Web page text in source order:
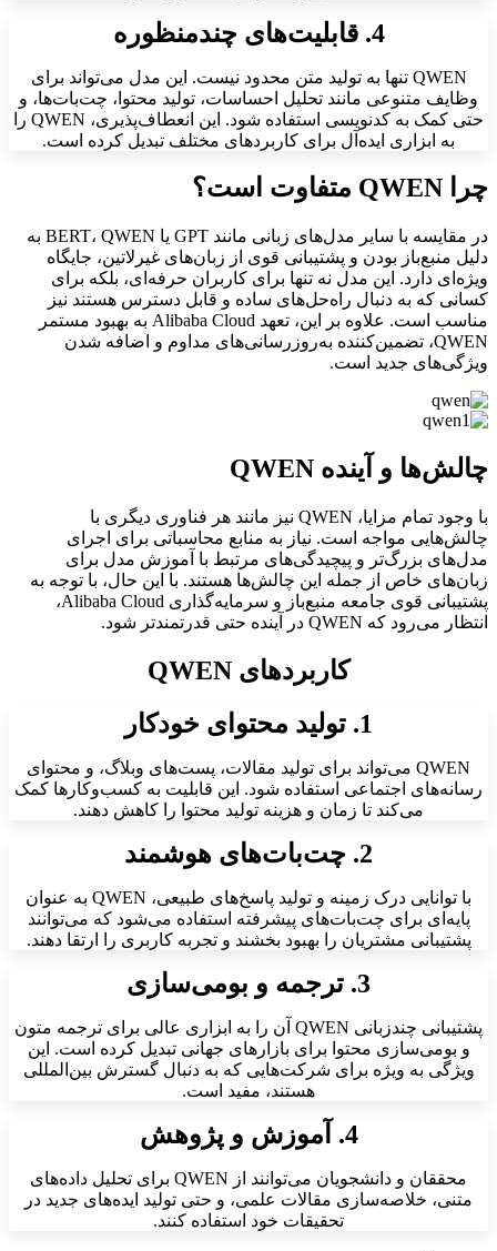
4. قابلیت‌های چندمنظوره
QWEN تنها به تولید متن محدود نیست. این مدل می‌تواند برای
وظایف متنوعی مانند تحلیل احساسات، تولید محتوا، چت‌بات‌ها، و
حتی کمک به کدنویسی استفاده شود. این انعطاف‌پذیری، QWEN را
به ابزاری ایده‌آل برای کاربردهای مختلف تبدیل کرده است.
چرا QWEN متفاوت است؟
در مقایسه با سایر مدل‌های زبانی مانند GPT یا BERT، QWEN به
دلیل منبع‌باز بودن و پشتیبانی قوی از زبان‌های غیرلاتین، جایگاه
ویژه‌ای دارد. این مدل نه تنها برای کاربران حرفه‌ای، بلکه برای
کسانی که به دنبال راه‌حل‌های ساده و قابل دسترس هستند نیز
مناسب است. علاوه بر این، تعهد Alibaba Cloud به بهبود مستمر
QWEN، تضمین‌کننده به‌روزرسانی‌های مداوم و اضافه شدن
ویژگی‌های جدید است.
چالش‌ها و آینده QWEN
با وجود تمام مزایا، QWEN نیز مانند هر فناوری دیگری با
چالش‌هایی مواجه است. نیاز به منابع محاسباتی برای اجرای
مدل‌های بزرگ‌تر و پیچیدگی‌های مرتبط با آموزش مدل برای
زبان‌های خاص از جمله این چالش‌ها هستند. با این حال، با توجه به
پشتیبانی قوی جامعه منبع‌باز و سرمایه‌گذاری Alibaba Cloud،
انتظار می‌رود که QWEN در آینده حتی قدرتمندتر شود.
کاربردهای QWEN
1. تولید محتوای خودکار
QWEN می‌تواند برای تولید مقالات، پست‌های وبلاگ، و محتوای
رسانه‌های اجتماعی استفاده شود. این قابلیت به کسب‌وکارها کمک
می‌کند تا زمان و هزینه تولید محتوا را کاهش دهند.
2. چت‌بات‌های هوشمند
با توانایی درک زمینه و تولید پاسخ‌های طبیعی، QWEN به عنوان
پایه‌ای برای چت‌بات‌های پیشرفته استفاده می‌شود که می‌توانند
پشتیبانی مشتریان را بهبود بخشند و تجربه کاربری را ارتقا دهند.
3. ترجمه و بومی‌سازی
پشتیبانی چندزبانی QWEN آن را به ابزاری عالی برای ترجمه متون
و بومی‌سازی محتوا برای بازارهای جهانی تبدیل کرده است. این
ویژگی به ویژه برای شرکت‌هایی که به دنبال گسترش بین‌المللی
هستند، مفید است.
4. آموزش و پژوهش
محققان و دانشجویان می‌توانند از QWEN برای تحلیل داده‌های
متنی، خلاصه‌سازی مقالات علمی، و حتی تولید ایده‌های جدید در
تحقیقات خود استفاده کنند.